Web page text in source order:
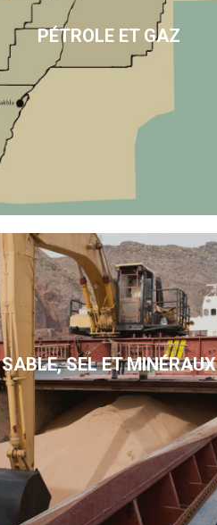
PÉTROLE ET GAZ
SABLE, SEL ET MINÉRAUX